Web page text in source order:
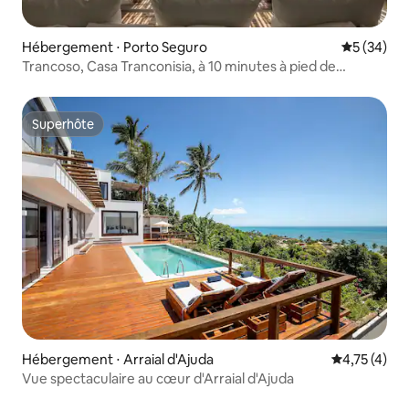
Hébergement ⋅ Porto Seguro
5 (34)
Trancoso, Casa Tranconisia, à 10 minutes à pied de
Superhôte
Superhôte
Hébergement ⋅ Arraial d'Ajuda Évaluation
4,75 (4)
Vue spectaculaire au cœur d'Arraial d'Ajuda